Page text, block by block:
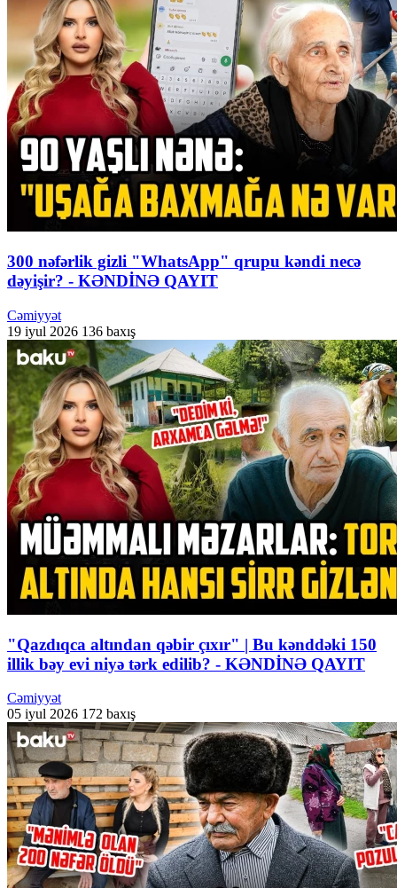
300 nəfərlik gizli "WhatsApp" qrupu kəndi necə
dəyişir? - KƏNDİNƏ QAYIT
Cəmiyyət
19 iyul 2026 136 baxış
"Qazdıqca altından qəbir çıxır" | Bu kənddəki 150
illik bəy evi niyə tərk edilib? - KƏNDİNƏ QAYIT
Cəmiyyət
05 iyul 2026 172 baxış